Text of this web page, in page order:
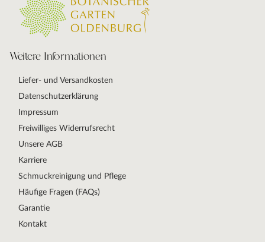
Weitere Informationen
Liefer- und Versandkosten
Datenschutzerklärung
Impressum
Freiwilliges Widerrufsrecht
Unsere AGB
Karriere
Schmuckreinigung und Pflege
Häufige Fragen (FAQs)
Garantie
Kontakt